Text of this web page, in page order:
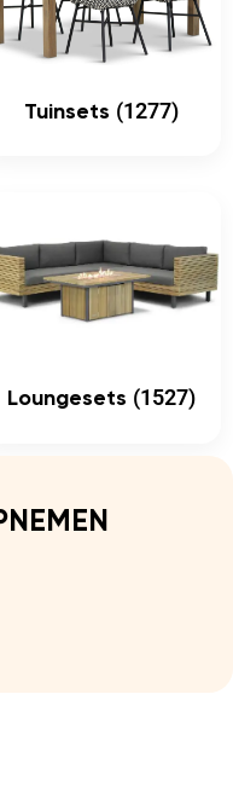
Tuinsets (1277)
Loungesets (1527)